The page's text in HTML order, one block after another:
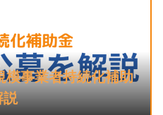
模事業者持続化補助
説